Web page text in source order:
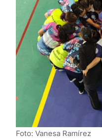
Foto: Vanesa Ramírez